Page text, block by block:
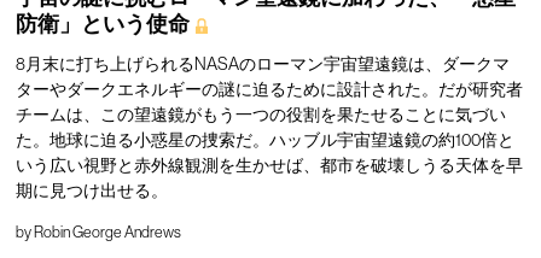
防衛」という使命
8月末に打ち上げられるNASAのローマン宇宙望遠鏡は、ダークマ
ターやダークエネルギーの謎に迫るために設計された。だが研究者
チームは、この望遠鏡がもう一つの役割を果たせることに気づい
た。地球に迫る小惑星の捜索だ。ハッブル宇宙望遠鏡の約100倍と
いう広い視野と赤外線観測を生かせば、都市を破壊しうる天体を早
期に見つけ出せる。
by Robin George Andrews